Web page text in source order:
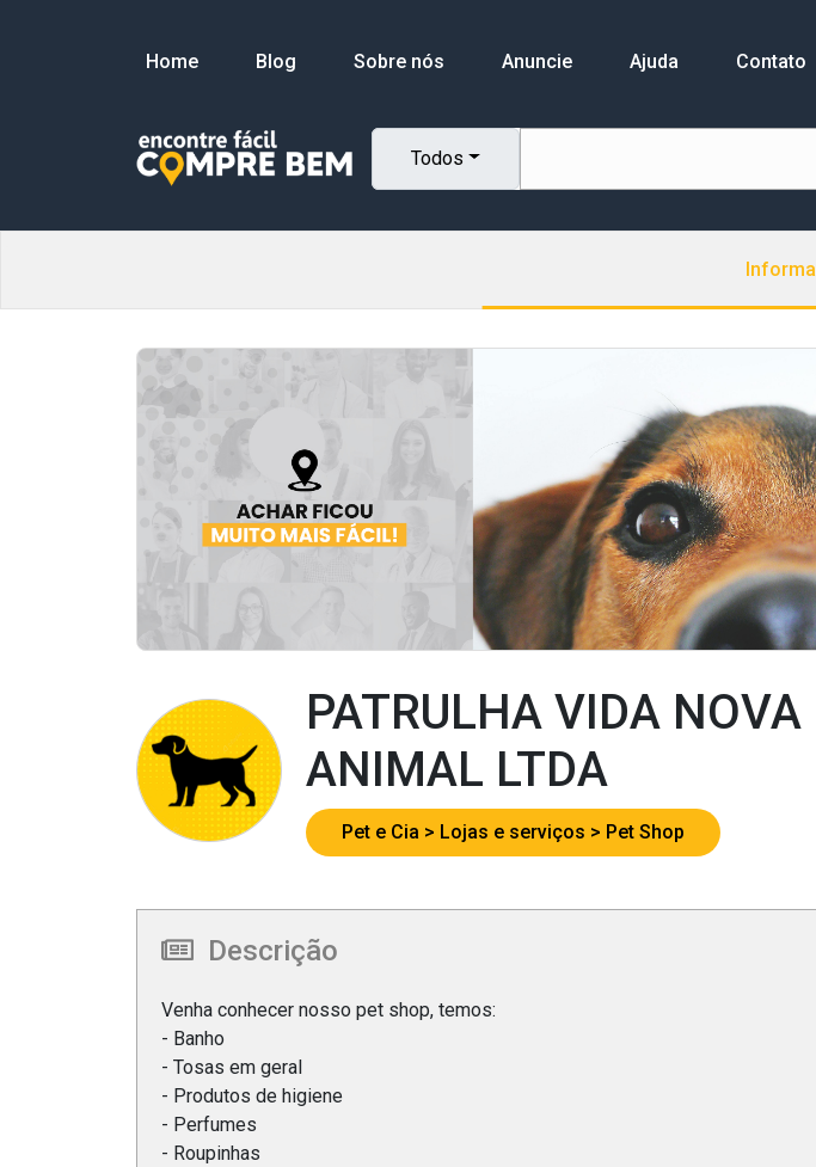
Home Blog Sobre nós Anuncie Ajuda Contato
Todos
PATRULHA VIDA
ANIMAL LTDA
Pet e Cia Lojas e serviços Pet Shop
Descrição
Venha conhecer nosso pet shop, temos:
- Banho
- Tosas em geral
- Produtos de higiene
- Perfumes
- Roupinhas